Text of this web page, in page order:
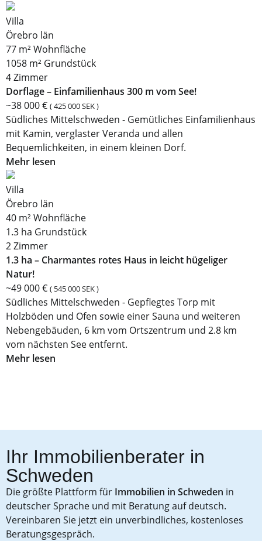
Villa
Örebro län
77 m² Wohnfläche
1058 m² Grundstück
4 Zimmer
Dorflage – Einfamilienhaus 300 m vom See!
~38 000 € ( 425 000 SEK )
Südliches Mittelschweden - Gemütliches Einfamilienhaus
mit Kamin, verglaster Veranda und allen
Bequemlichkeiten, in einem kleinen Dorf.
Mehr lesen
Villa
Örebro län
40 m² Wohnfläche
1.3 ha Grundstück
2 Zimmer
1.3 ha – Charmantes rotes Haus in leicht hügeliger
Natur!
~49 000 € ( 545 000 SEK )
Südliches Mittelschweden - Gepflegtes Torp mit
Holzböden und Ofen sowie einer Sauna und weiteren
Nebengebäuden, 6 km vom Ortszentrum und 2.8 km
vom nächsten See entfernt.
Mehr lesen
Ihr Immobilienberater in
Schweden
Die größte Plattform für Immobilien in Schweden in
deutscher Sprache und mit Beratung auf deutsch.
Vereinbaren Sie jetzt ein unverbindliches, kostenloses
Beratungsgespräch.